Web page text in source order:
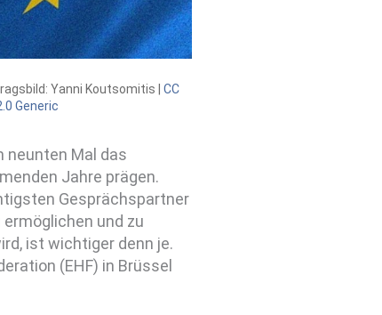
Yanni Koutsomitis |CC
Generic
neunten Mal das
Jahre prägen.
Gesprächspartner
und zu
ist wichtiger denn je.
(EHF) in Brüssel